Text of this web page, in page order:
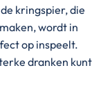
kringspier, die
wordt in
op inspeelt.
dranken kunt